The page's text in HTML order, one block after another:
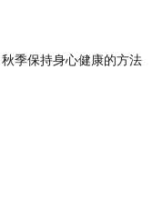
季保持身心健康的方法